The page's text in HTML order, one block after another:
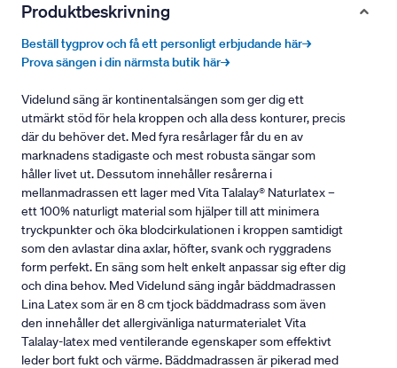
Produktbeskrivning
Beställ tygprov och få ett personligt erbjudande här→
Prova sängen i din närmsta butik här→
Videlund säng är kontinentalsängen som ger dig ett
utmärkt stöd för hela kroppen och alla dess konturer, precis
där du behöver det. Med fyra resårlager får du en av
marknadens stadigaste och mest robusta sängar som
håller livet ut. Dessutom innehåller resårerna i
mellanmadrassen ett lager med Vita Talalay® Naturlatex –
ett 100% naturligt material som hjälper till att minimera
tryckpunkter och öka blodcirkulationen i kroppen samtidigt
som den avlastar dina axlar, höfter, svank och ryggradens
form perfekt. En säng som helt enkelt anpassar sig efter dig
och dina behov. Med Videlund säng ingår bäddmadrassen
Lina Latex som är en 8 cm tjock bäddmadrass som även
den innehåller det allergivänliga naturmaterialet Vita
Talalay-latex med ventilerande egenskaper som effektivt
leder bort fukt och värme. Bäddmadrassen är pikerad med